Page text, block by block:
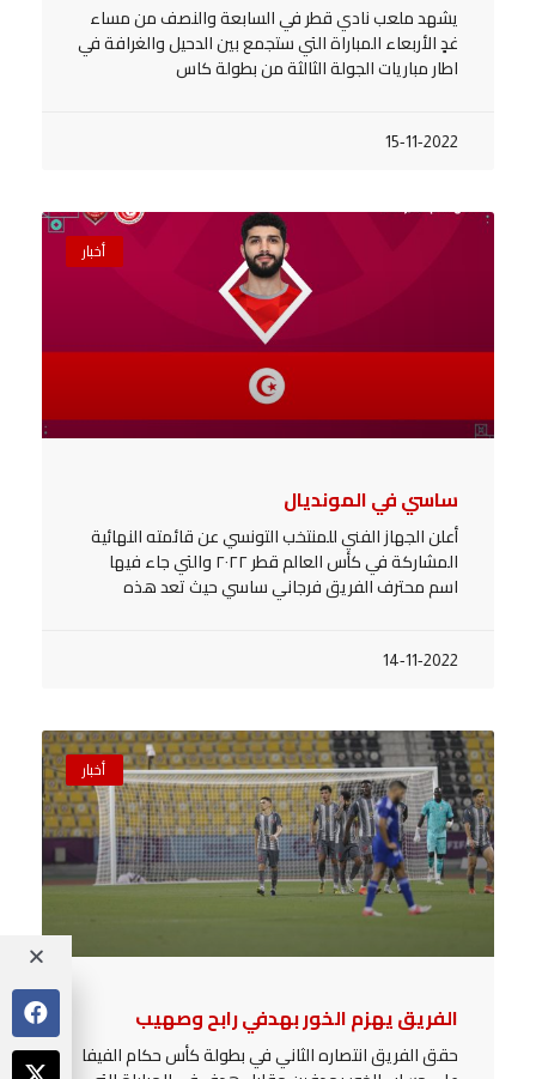
يشهد ملعب نادي قطر في السابعة والنصف من مساء
غدٍ الأربعاء المباراة التي ستجمع بين الدحيل والغرافة في
اطار مباريات الجولة الثالثة من بطولة كاس
15-11-2022
أخبار
ساسي في المونديال
أعلن الجهاز الفني للمنتخب التونسي عن قائمته النهائية
المشاركة في كأس العالم قطر ٢٠٢٢ والتي جاء فيها
اسم محترف الفريق فرجاني ساسي حيث تعد هذه
14-11-2022
أخبار
الفريق يهزم الخور بهدفي رابح وصهيب
حقق الفريق انتصاره الثاني في بطولة كأس حكام الفيفا